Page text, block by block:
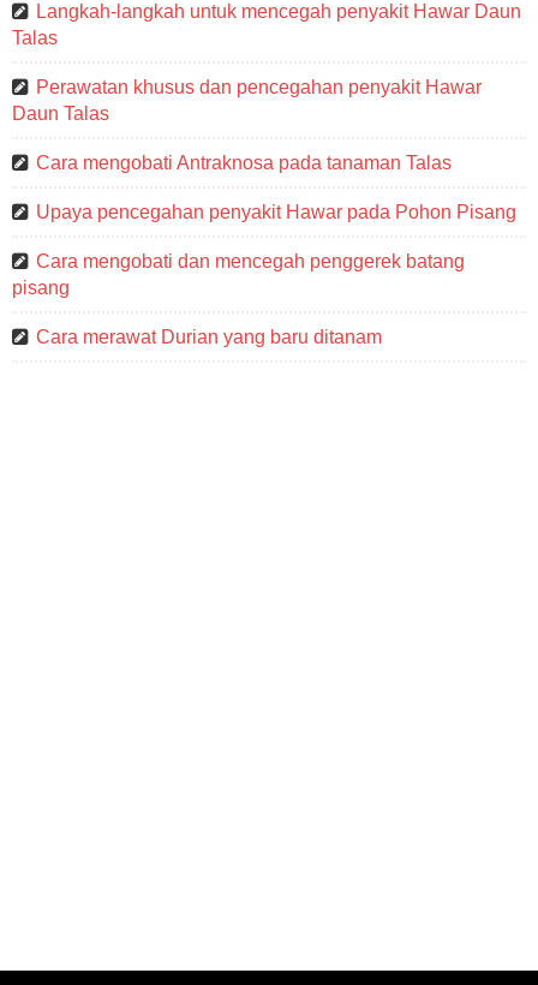
Langkah-langkah untuk mencegah penyakit Hawar Daun
Talas
Perawatan khusus dan pencegahan penyakit Hawar
Daun Talas
Cara mengobati Antraknosa pada tanaman Talas
Upaya pencegahan penyakit Hawar pada Pohon Pisang
Cara mengobati dan mencegah penggerek batang
pisang
Cara merawat Durian yang baru ditanam